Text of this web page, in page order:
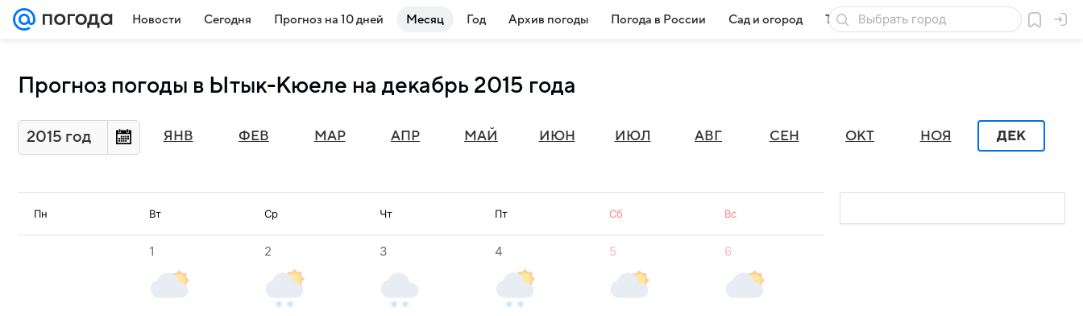
Новости Сегодня Прогноз на 10 дней Месяц Год Архив погоды Погода в России Сад и огород Товары для дачи
Прогноз погоды в Ытык-Кюеле на декабрь 2015 года
2015 год ЯНВ ФЕВ МАР АПР МАЙ ИЮН ИЮЛ АВГ СЕН ОКТ НОЯ ДЕК
Пн Вт Ср Чт Пт Сб Вс
1 2 3 4 5 6